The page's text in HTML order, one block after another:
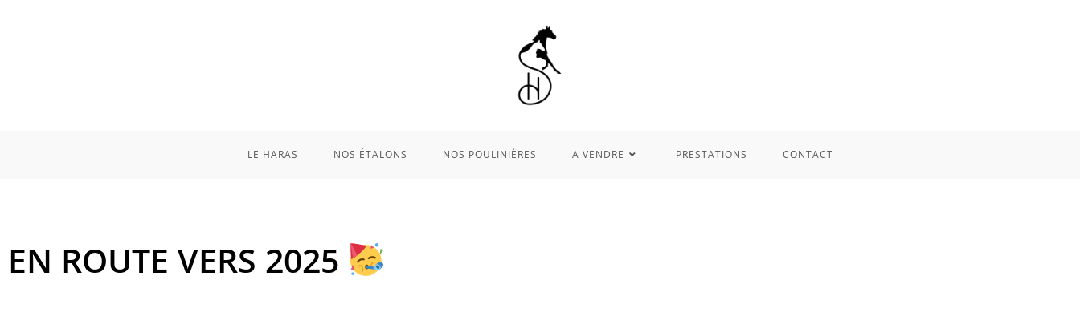
LE HARAS NOS ÉTALONS NOS POULINIÈRES A VENDRE PRESTATIONS CONTACT
EN ROUTE VERS 2025